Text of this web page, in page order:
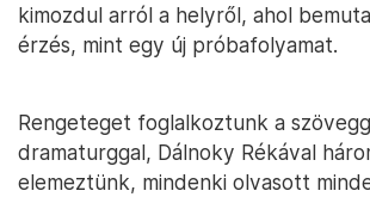
kimozdul arról a helyről, ahol
érzés, mint egy új próbafolyamat.
Rengeteget foglalkoztunk a
dramaturggal, Dálnoky Rékával
elemeztünk, mindenki olvasott